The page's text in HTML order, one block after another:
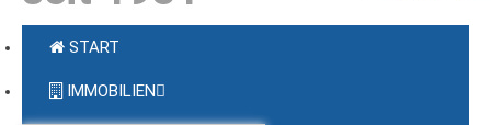
START
IMMOBILIEN